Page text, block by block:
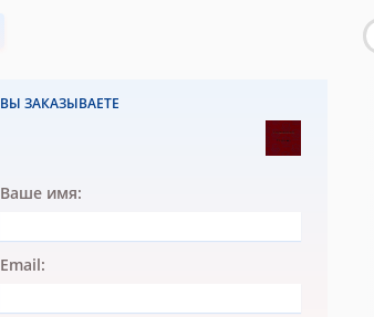
Ваше имя:
Email:
ВЫ ЗАКАЗЫВАЕТЕ